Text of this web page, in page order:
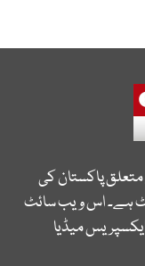
پاکستان کی
ہے۔ اس ویب سائٹ
میڈیا